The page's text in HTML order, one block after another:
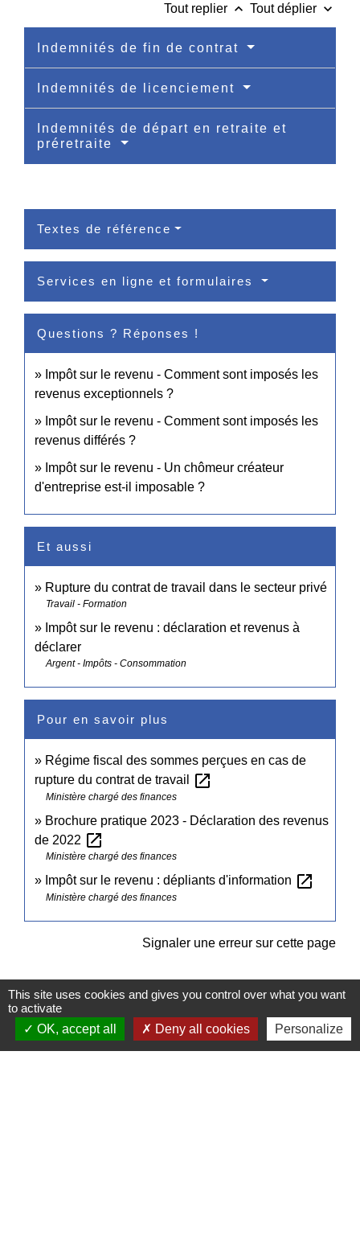
Tout replier keyboard_arrow_up Tout déplier keyboard_arrow_down
Indemnités de fin de contrat
Indemnités de licenciement
Indemnités de départ en retraite et
préretraite
Textes de référence
Services en ligne et formulaires
Questions ? Réponses !
Impôt sur le revenu - Comment sont imposés les
revenus exceptionnels ?
Impôt sur le revenu - Comment sont imposés les
revenus différés ?
Impôt sur le revenu - Un chômeur créateur
d'entreprise est-il imposable ?
Et aussi
Rupture du contrat de travail dans le secteur privé
Travail - Formation
Impôt sur le revenu : déclaration et revenus à
déclarer
Argent - Impôts - Consommation
Pour en savoir plus
Régime fiscal des sommes perçues en cas de
rupture du contrat de travail
open_in_new
Ministère chargé des finances
Brochure pratique 2023 - Déclaration des revenus
de 2022 open_in_new
Ministère chargé des finances
Impôt sur le revenu : dépliants d'information open_in_new
Ministère chargé des finances
Signaler une erreur sur cette page
Contacts
This site uses cookies and gives you control over what you want
to activate
OK, accept all
Deny all cookies Personalize